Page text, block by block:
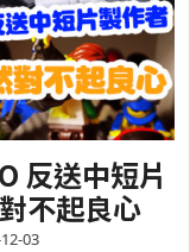
反送中短片
不起良心
03